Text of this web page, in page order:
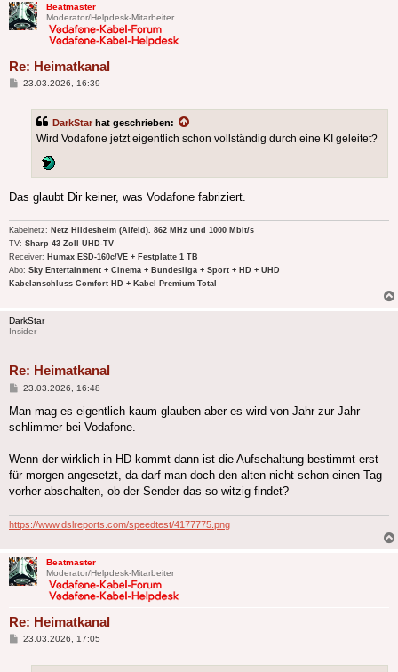
Beatmaster
Moderator/Helpdesk-Mitarbeiter
Re: Heimatkanal
Beitrag
23.03.2026, 16:39
DarkStar hat geschrieben:
Wird Vodafone jetzt eigentlich schon vollständig durch eine KI geleitet?
Das glaubt Dir keiner, was Vodafone fabriziert.
Kabelnetz: Netz Hildesheim (Alfeld). 862 MHz und 1000 Mbit/s
TV: Sharp 43 Zoll UHD-TV
Receiver: Humax ESD-160c/VE + Festplatte 1 TB
Abo: Sky Entertainment + Cinema + Bundesliga + Sport + HD + UHD
Kabelanschluss Comfort HD + Kabel Premium Total
DarkStar
Insider
Re: Heimatkanal
Beitrag
23.03.2026, 16:48
Man mag es eigentlich kaum glauben aber es wird von Jahr zur Jahr
schlimmer bei Vodafone.
Wenn der wirklich in HD kommt dann ist die Aufschaltung bestimmt erst
für morgen angesetzt, da darf man doch den alten nicht schon einen Tag
vorher abschalten, ob der Sender das so witzig findet?
https://www.dslreports.com/speedtest/4177775.png
Beatmaster
Moderator/Helpdesk-Mitarbeiter
Re: Heimatkanal
Beitrag
23.03.2026, 17:05